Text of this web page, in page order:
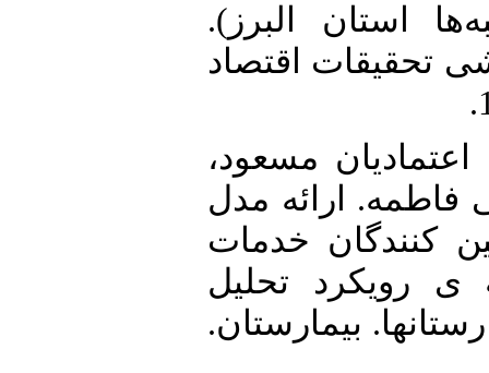
استان البرز).
تحقیقات اقتصاد
اعتمادیان مسعود،
فاطمه. ارائه مدل
کنندگان خدمات
ی رویکرد تحلیل
بیمارستان.